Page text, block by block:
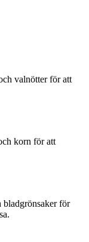
valnötter för att
korn för att
för